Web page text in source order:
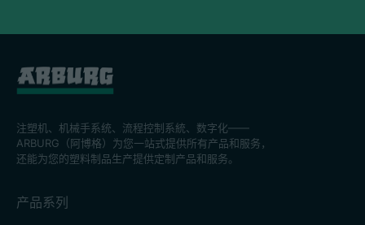
注塑机、机械手系统、流程控制系統、数字化——
ARBURG（阿博格）为您一站式提供所有产品和服务，
还能为您的塑料制品生产提供定制产品和服务。
产品系列